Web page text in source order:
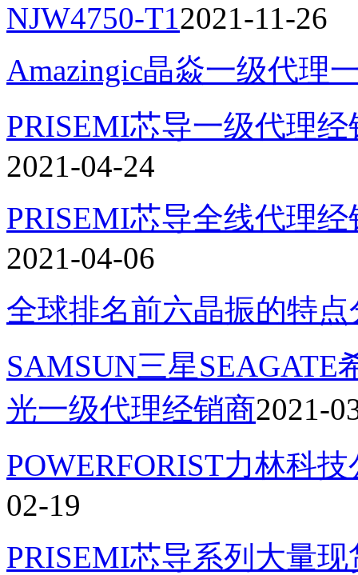
NJW4750-T12021-11-26
Amazingic晶焱一级代理
PRISEMI芯导一级代理
2021-04-24
PRISEMI芯导全线代理
2021-04-06
全球排名前六晶振的特点
SAMSUN三星SEAGATE
光一级代理经销商2021-
POWERFORIST力林科
02-19
PRISEMI芯导系列大量